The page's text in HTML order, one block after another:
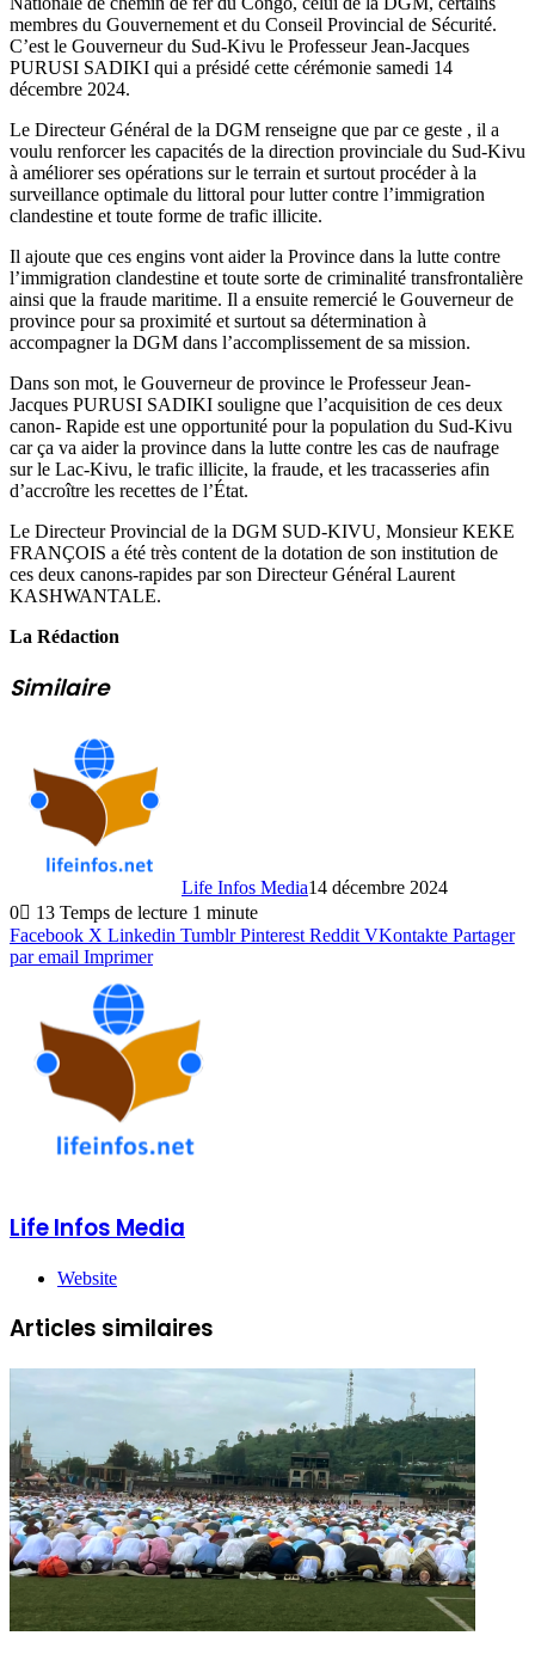
membres du Gouvernement et du Conseil Provincial de Sécurité.
C’est le Gouverneur du Sud-Kivu le Professeur Jean-Jacques
PURUSI SADIKI qui a présidé cette cérémonie samedi 14
décembre 2024.
Le Directeur Général de la DGM renseigne que par ce geste , il a
voulu renforcer les capacités de la direction provinciale du Sud-Kivu
à améliorer ses opérations sur le terrain et surtout procéder à la
surveillance optimale du littoral pour lutter contre l’immigration
clandestine et toute forme de trafic illicite.
Il ajoute que ces engins vont aider la Province dans la lutte contre
l’immigration clandestine et toute sorte de criminalité transfrontalière
ainsi que la fraude maritime. Il a ensuite remercié le Gouverneur de
province pour sa proximité et surtout sa détermination à
accompagner la DGM dans l’accomplissement de sa mission.
Dans son mot, le Gouverneur de province le Professeur Jean-
Jacques PURUSI SADIKI souligne que l’acquisition de ces deux
canon- Rapide est une opportunité pour la population du Sud-Kivu
car ça va aider la province dans la lutte contre les cas de naufrage
sur le Lac-Kivu, le trafic illicite, la fraude, et les tracasseries afin
d’accroître les recettes de l’État.
Le Directeur Provincial de la DGM SUD-KIVU, Monsieur KEKE
FRANÇOIS a été très content de la dotation de son institution de
ces deux canons-rapides par son Directeur Général Laurent
KASHWANTALE.
La Rédaction
Similaire
Life Infos Media14 décembre 2024
0
13 Temps de lecture 1 minute
Facebook X Linkedin Tumblr Pinterest Reddit VKontakte Partager
par email Imprimer
Life Infos Media
Website
Articles similaires